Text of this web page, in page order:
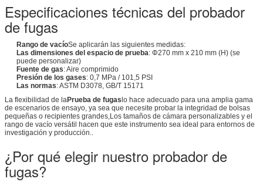
Especificaciones técnicas del probador
de fugas
Rango de vacíoSe aplicarán las siguientes medidas:
Las dimensiones del espacio de prueba: Φ270 mm x 210 mm (H) (se
puede personalizar)
Fuente de gas: Aire comprimido
Presión de los gases: 0,7 MPa / 101,5 PSI
Las normas: ASTM D3078, GB/T 15171
La flexibilidad de laPrueba de fugaslo hace adecuado para una amplia gama
de escenarios de ensayo, ya sea que necesite probar la integridad de bolsas
pequeñas o recipientes grandes,Los tamaños de cámara personalizables y el
rango de vacío versátil hacen que este instrumento sea ideal para entornos de
investigación y producción..
¿Por qué elegir nuestro probador de
fugas?